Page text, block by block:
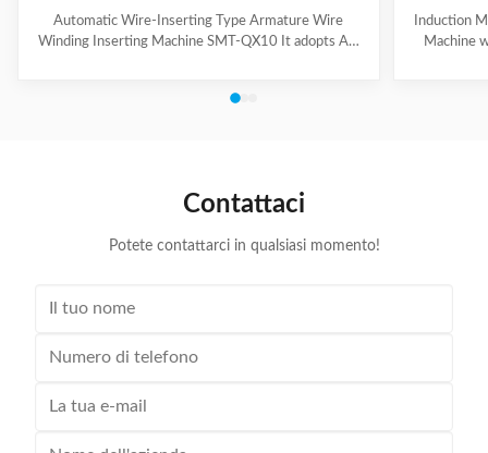
macchina - inserire tipo
Automatic Wire-Inserting Type Armature Wire
Winding Inserting Machine SMT-QX10 It adopts AC
system. It can achieve wedge length setting, feeding,
machine control interface, it has the
Induction
Machine
Contattaci
Potete contattarci in qualsiasi momento!